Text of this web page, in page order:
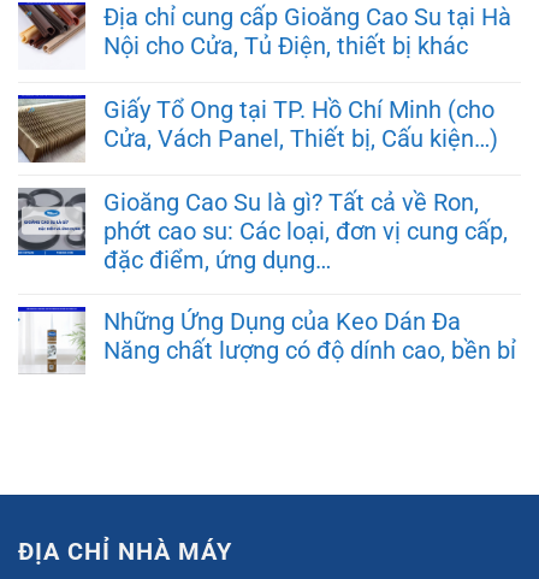
Địa chỉ cung cấp Gioăng Cao Su tại Hà
Nội cho Cửa, Tủ Điện, thiết bị khác
Giấy Tổ Ong tại TP. Hồ Chí Minh (cho
Cửa, Vách Panel, Thiết bị, Cấu kiện…)
Gioăng Cao Su là gì? Tất cả về Ron,
phớt cao su: Các loại, đơn vị cung cấp,
đặc điểm, ứng dụng…
Những Ứng Dụng của Keo Dán Đa
Năng chất lượng có độ dính cao, bền bỉ
ĐỊA CHỈ NHÀ MÁY